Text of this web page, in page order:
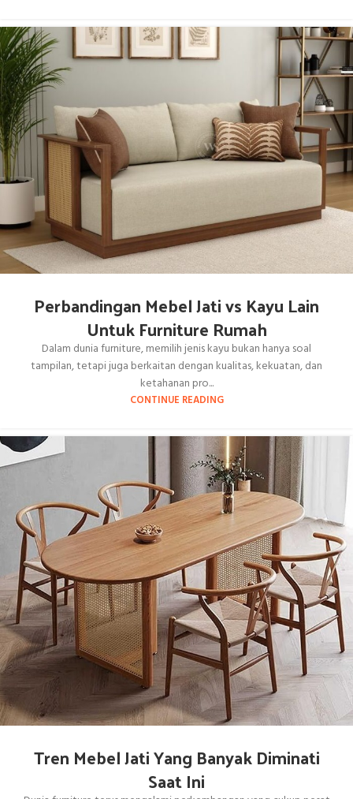
Perbandingan Mebel Jati vs Kayu Lain
Untuk Furniture Rumah
Dalam dunia furniture, memilih jenis kayu bukan hanya soal
tampilan, tetapi juga berkaitan dengan kualitas, kekuatan, dan
ketahanan pro...
CONTINUE READING
Tren Mebel Jati Yang Banyak Diminati
Saat Ini